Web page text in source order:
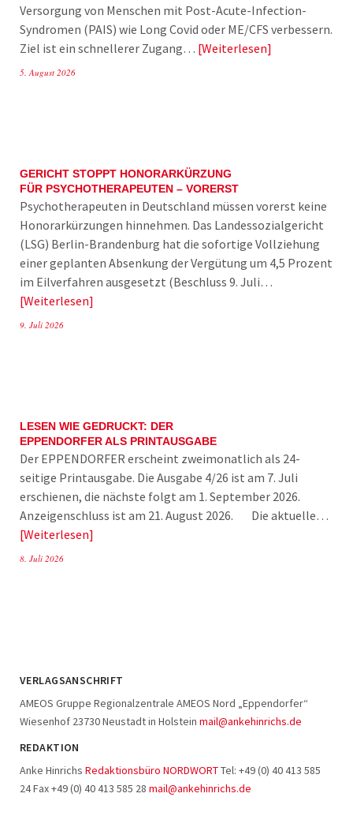
Versorgung von Menschen mit Post-Acute-Infection-
Syndromen (PAIS) wie Long Covid oder ME/CFS verbessern.
Ziel ist ein schnellerer Zugang… Weiterlesen
5. August 2026
GERICHT STOPPT HONORARKÜRZUNG
FÜR PSYCHOTHERAPEUTEN – VORERST
Psychotherapeuten in Deutschland müssen vorerst keine
Honorarkürzungen hinnehmen. Das Landessozialgericht
(LSG) Berlin-Brandenburg hat die sofortige Vollziehung
einer geplanten Absenkung der Vergütung um 4,5 Prozent
im Eilverfahren ausgesetzt (Beschluss 9. Juli…
Weiterlesen
9. Juli 2026
LESEN WIE GEDRUCKT: DER
EPPENDORFER ALS PRINTAUSGABE
Der EPPENDORFER erscheint zweimonatlich als 24-
seitige Printausgabe. Die Ausgabe 4/26 ist am 7. Juli
erschienen, die nächste folgt am 1. September 2026.
Anzeigenschluss ist am 21. August 2026. Die aktuelle…
Weiterlesen
8. Juli 2026
VERLAGSANSCHRIFT
AMEOS Gruppe Regionalzentrale AMEOS Nord „Eppendorfer“
Wiesenhof 23730 Neustadt in Holstein mail@ankehinrichs.de
REDAKTION
Anke Hinrichs Redaktionsbüro NORDWORTTel: +49 (0) 40 413 585
24 Fax +49 (0) 40 413 585 28 mail@ankehinrichs.de